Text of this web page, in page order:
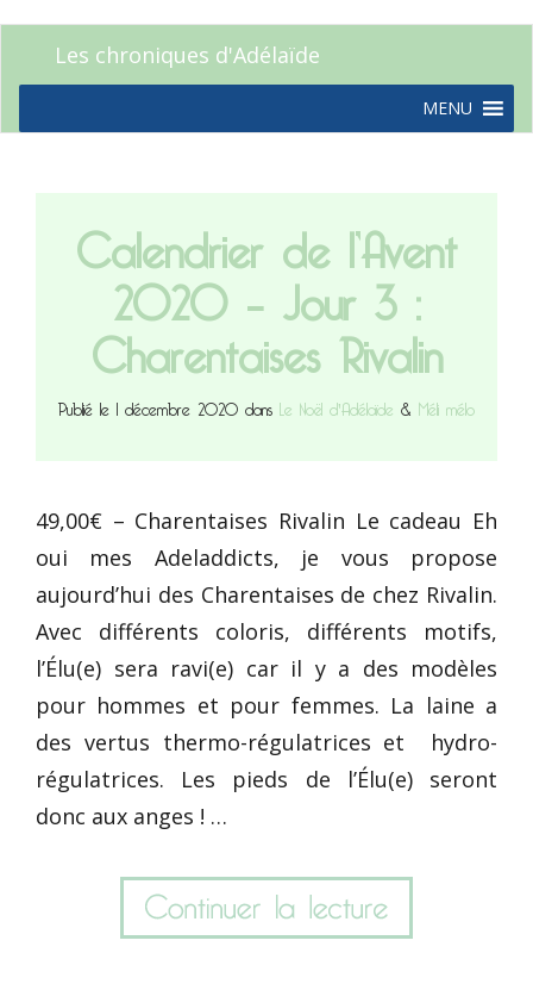
Les chroniques d'Adélaïde
MENU
Calendrier de l’Avent
2020 – Jour 3 :
Charentaises Rivalin
Publié le 1 décembre 2020 dansLe Noël d'Adélaïde & Méli mélo
49,00€ – Charentaises Rivalin Le cadeau Eh
oui mes Adeladdicts, je vous propose
aujourd’hui des Charentaises de chez Rivalin.
Avec différents coloris, différents motifs,
l’Élu(e) sera ravi(e) car il y a des modèles
pour hommes et pour femmes. La laine a
des vertus thermo-régulatrices et hydro-
régulatrices. Les pieds de l’Élu(e) seront
donc aux anges ! …